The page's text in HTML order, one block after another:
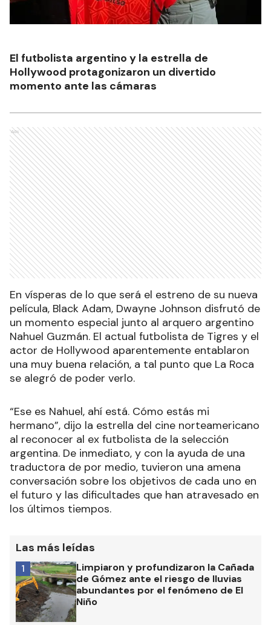
El futbolista argentino y la estrella de
Hollywood protagonizaron un divertido
momento ante las cámaras
Ads
En vísperas de lo que será el estreno de su nueva
película, Black Adam, Dwayne Johnson disfrutó de
un momento especial junto al arquero argentino
Nahuel Guzmán. El actual futbolista de Tigres y el
actor de Hollywood aparentemente entablaron
una muy buena relación, a tal punto que La Roca
se alegró de poder verlo.
“Ese es Nahuel, ahí está. Cómo estás mi
hermano”, dijo la estrella del cine norteamericano
al reconocer al ex futbolista de la selección
argentina. De inmediato, y con la ayuda de una
traductora de por medio, tuvieron una amena
conversación sobre los objetivos de cada uno en
el futuro y las dificultades que han atravesado en
los últimos tiempos.
Las más leídas
Limpiaron y profundizaron la Cañada
de Gómez ante el riesgo de lluvias
abundantes por el fenómeno de El
Niño
1